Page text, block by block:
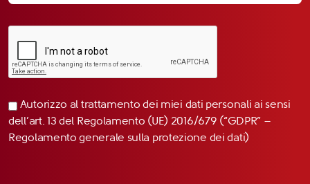
Autorizzo al trattamento dei miei dati personali ai sensi
dell’art. 13 del Regolamento (UE) 2016/679 (“GDPR” –
Regolamento generale sulla protezione dei dati)